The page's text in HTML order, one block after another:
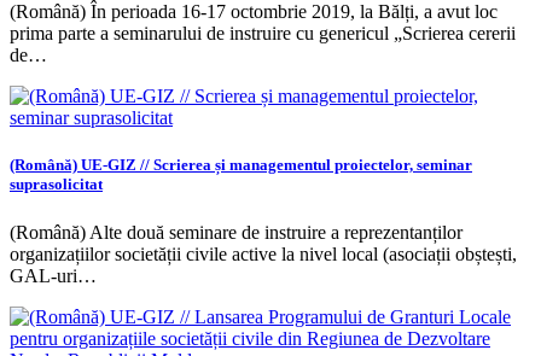
(Română) În perioada 16-17 octombrie 2019, la Bălți, a avut loc
prima parte a seminarului de instruire cu genericul „Scrierea cererii
de…
(Română) UE-GIZ // Scrierea și managementul proiectelor, seminar
suprasolicitat
(Română) Alte două seminare de instruire a reprezentanților
organizațiilor societății civile active la nivel local (asociații obștești,
GAL-uri…